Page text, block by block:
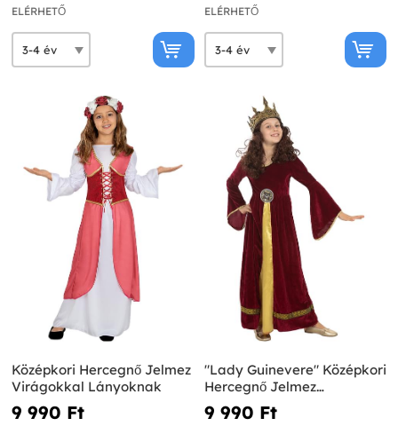
ELÉRHETŐ ELÉRHETŐ
Középkori Hercegnő Jelmez
Virágokkal Lányoknak
9 990 Ft‎
"Lady Guinevere" Középkori
Hercegnő Jelmez
Lányoknak
9 990 Ft‎